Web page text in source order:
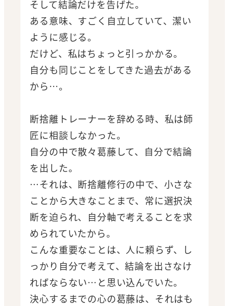
そして結論だけを告げた。
ある意味、すごく自立していて、潔い
ように感じる。
だけど、私はちょっと引っかかる。
自分も同じことをしてきた過去がある
から…。
断捨離トレーナーを辞める時、私は師
匠に相談しなかった。
自分の中で散々葛藤して、自分で結論
を出した。
…それは、断捨離修行の中で、小さな
ことから大きなことまで、常に選択決
断を迫られ、自分軸で考えることを求
められていたから。
こんな重要なことは、人に頼らず、し
っかり自分で考えて、結論を出さなけ
ればならない…と思い込んでいた。
決心するまでの心の葛藤は、それはも